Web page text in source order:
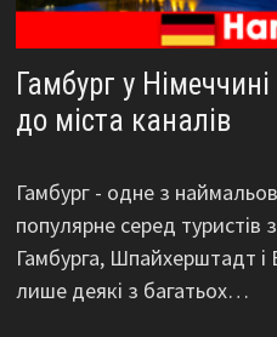
Гамбург у
до міста каналів
Гамбург - одне з
популярне серед туристів
Гамбурга, Шпайхерштадт і
лише деякі з багатьох…